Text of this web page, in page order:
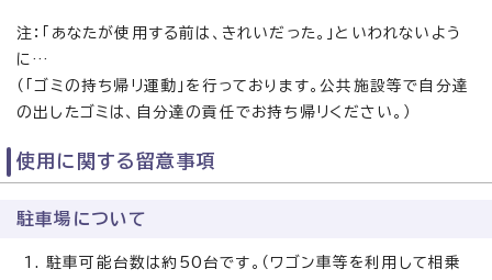
注：「あなたが使用する前は、きれいだった。」といわれないよう
に…
（「ゴミの持ち帰リ運動」を行っております。公共施設等で自分達
の出したゴミは、自分達の貢任でお持ち帰リください。）
使用に関する留意事項
駐車場について
駐車可能台数は約50台です。（ワゴン車等を利用して相乗